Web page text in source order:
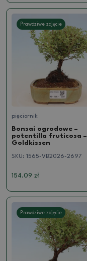
Prawdziwe zdjęcie
pięciornik
Bonsai ogrodowe –
potentilla fruticosa –
Goldkissen
SKU: 1565-VB2026-2697
154.09 zł
Prawdziwe zdjęcie